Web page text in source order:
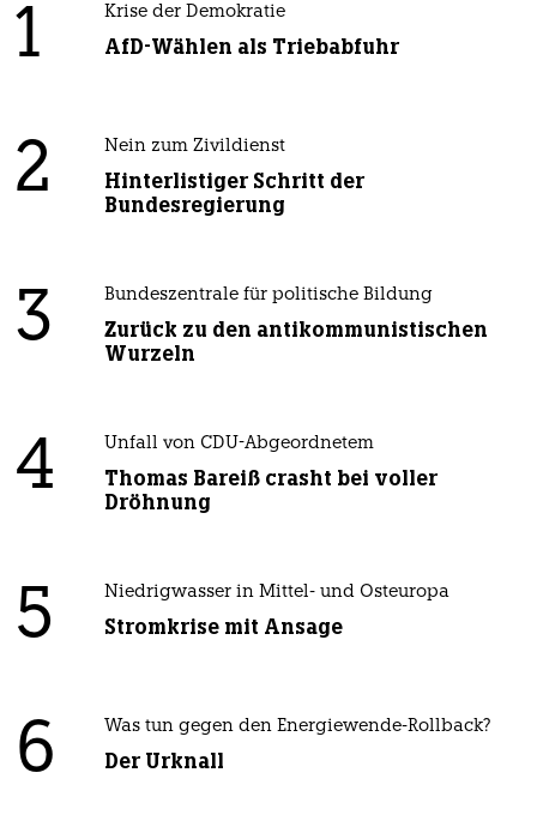
1 Krise der Demokratie
AfD-Wählen als Triebabfuhr
2 Nein zum Zivildienst
Hinterlistiger Schritt der
Bundesregierung
3 Bundeszentrale für politische Bildung
Zurück zu den antikommunistischen
Wurzeln
4 Unfall von CDU-Abgeordnetem
Thomas Bareiß crasht bei voller
Dröhnung
5 Niedrigwasser in Mittel- und Osteuropa
Stromkrise mit Ansage
6 Was tun gegen den Energiewende-Rollback?
Der Urknall